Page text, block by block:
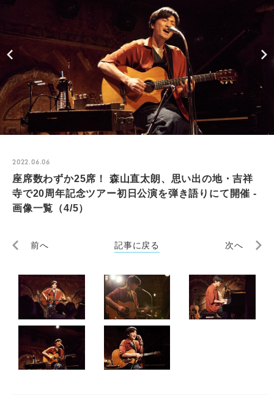
2022.06.06
座席数わずか25席！ 森山直太朗、思い出の地・吉祥
寺で20周年記念ツアー初日公演を弾き語りにて開催 -
画像一覧（4/5）
前へ 記事に戻る 次へ